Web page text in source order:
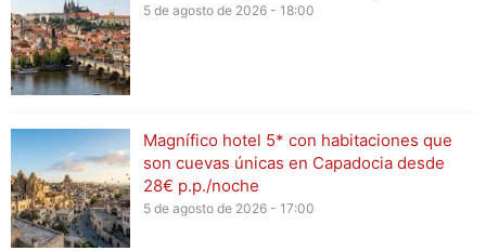
5 de agosto de 2026 - 18:00
Magnífico hotel 5* con habitaciones que
son cuevas únicas en Capadocia desde
28€ p.p./noche
5 de agosto de 2026 - 17:00